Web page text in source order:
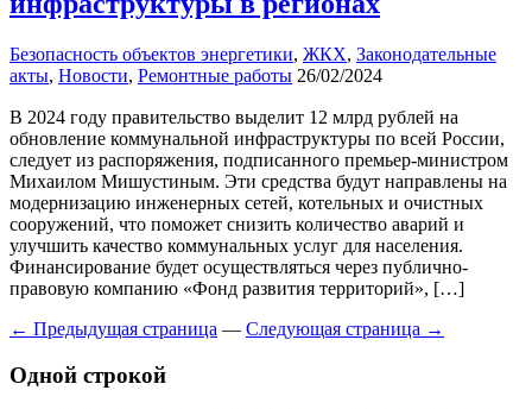
Безопасность объектов энергетики, ЖКХ, Законодательные
акты, Новости, Ремонтные работы 26/02/2024
В 2024 году правительство выделит 12 млрд рублей на
обновление коммунальной инфраструктуры по всей России,
следует из распоряжения, подписанного премьер-министром
Михаилом Мишустиным. Эти средства будут направлены на
модернизацию инженерных сетей, котельных и очистных
сооружений, что поможет снизить количество аварий и
улучшить качество коммунальных услуг для населения.
Финансирование будет осуществляться через публично-
правовую компанию «Фонд развития территорий», […]
← Предыдущая страница — Следующая страница →
Одной строкой